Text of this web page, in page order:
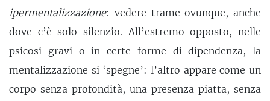
ipermentalizzazione: vedere trame ovunque, anche
dove c’è solo silenzio. All’estremo opposto, nelle
psicosi gravi o in certe forme di dipendenza, la
mentalizzazione si ‘spegne’: l’altro appare come un
corpo senza profondità, una presenza piatta, senza